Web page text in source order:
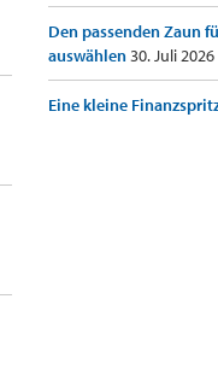
Den passenden Zaun
auswählen30. Juli 2026
Eine kleine